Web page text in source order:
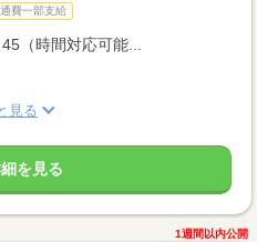
費一部支給
（時間対応可能...
見る
を見る
1週間以内公開